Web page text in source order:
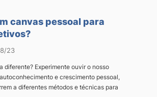
canvas pessoal para
23
diferente? Experimente ouvir o nosso
e crescimento pessoal,
a diferentes métodos e técnicas para